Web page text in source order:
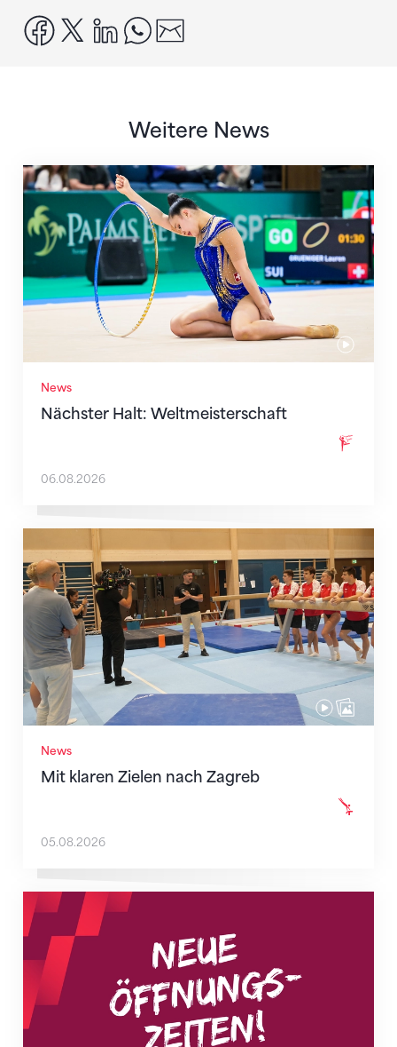
facebook
x linkedinwhatsapp
Weitere News
News
Nächster Halt: Weltmeisterschaft
Nächster Halt: Weltmeisterschaft
06.08.2026
News
Mit klaren Zielen nach Zagreb
Mit klaren Zielen nach Zagreb
05.08.2026
Neue Empfangszeiten ab 1. August 2026